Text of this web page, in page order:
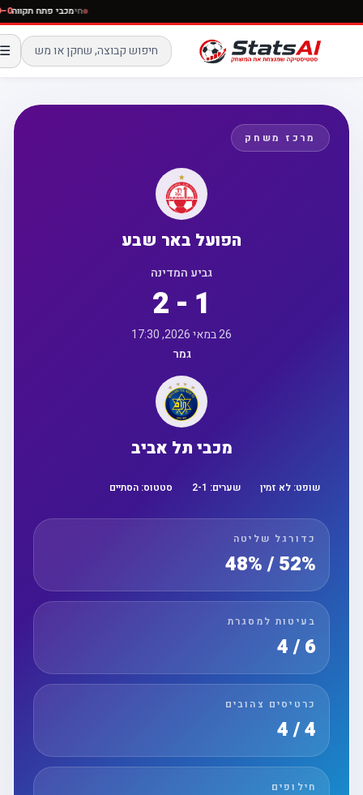
חימכבי פתח
☰
מרכז משחק
הפועל באר שבע
גביע המדינה
2 - 1
26 במאי 2026, 17:30
גמר
מכבי תל אביב
שופט:לא זמין שערים: 2 -1 סטטוס:הסתיים
כדורגל שליטה
52% / 48%
בעיטות למסגרת
6 / 4
כרטיסים צהובים
חילופים